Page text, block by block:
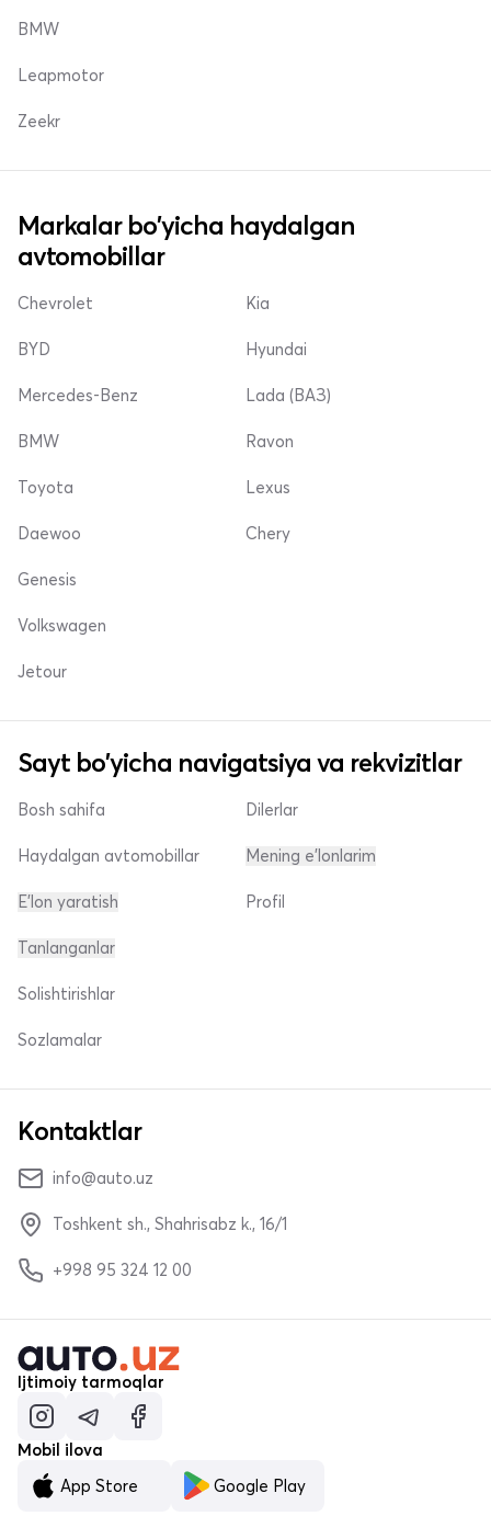
BMW
Leapmotor
Zeekr
Markalar bo'yicha haydalgan
avtomobillar
Chevrolet
BYD
Mercedes-Benz
Kia
Hyundai
Lada (ВАЗ)
BMW
Toyota
Daewoo
Ravon
Lexus
Chery
Genesis
Volkswagen
Jetour
Sayt bo'yicha navigatsiya va rekvizitlar
Bosh sahifa
Haydalgan avtomobillar
E'lon yaratish
Dilerlar
Mening e'lonlarim
Profil
Tanlanganlar
Solishtirishlar
Sozlamalar
Kontaktlar
info@auto.uz
Toshkent sh., Shahrisabz k., 16/1
+998 95 324 12 00
Ijtimoiy tarmoqlar
Mobil ilova
App Store
Google Play